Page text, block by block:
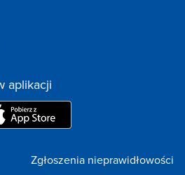
aplikacji
Zgłoszenia nieprawidłowości